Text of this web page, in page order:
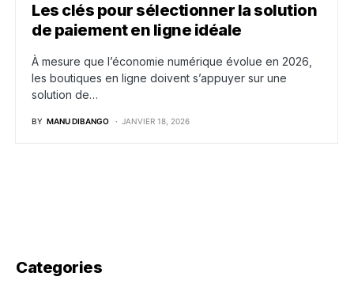
Les clés pour sélectionner la solution
de paiement en ligne idéale
À mesure que l’économie numérique évolue en 2026,
les boutiques en ligne doivent s’appuyer sur une
solution de…
BY MANU DIBANGO JANVIER 18, 2026
Categories